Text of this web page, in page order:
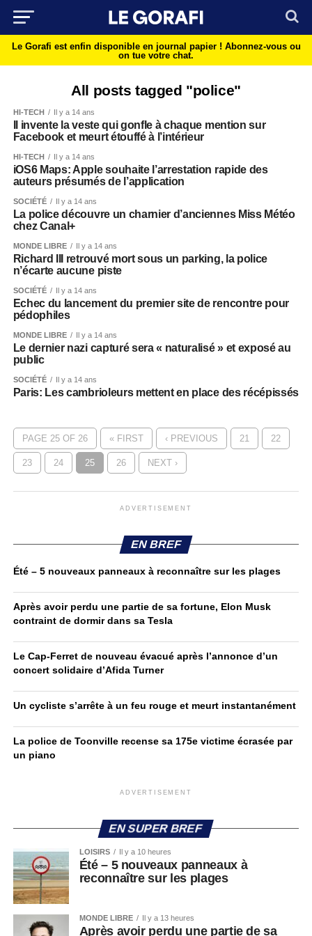
Le Gorafi est enfin disponible en journal papier ! Abonnez-vous ou
on tue votre chat.
All posts tagged "police"
HI-TECH Il y a 14 ans
Il invente la veste qui gonfle à chaque mention sur
Facebook et meurt étouffé à l’intérieur
HI-TECH Il y a 14 ans
iOS6 Maps: Apple souhaite l’arrestation rapide des
auteurs présumés de l’application
SOCIÉTÉ Il y a 14 ans
La police découvre un charnier d’anciennes Miss Météo
chez Canal+
MONDE LIBRE Il y a 14 ans
Richard III retrouvé mort sous un parking, la police
n’écarte aucune piste
SOCIÉTÉ Il y a 14 ans
Echec du lancement du premier site de rencontre pour
pédophiles
MONDE LIBRE Il y a 14 ans
Le dernier nazi capturé sera « naturalisé » et exposé au
public
SOCIÉTÉ Il y a 14 ans
Paris: Les cambrioleurs mettent en place des récépissés
PAGE 25 OF 26 « FIRST ‹ PREVIOUS 21 22
23 24 25 26 NEXT ›
ADVERTISEMENT
EN BREF
Été – 5 nouveaux panneaux à reconnaître sur les plages
Après avoir perdu une partie de sa fortune, Elon Musk
contraint de dormir dans sa Tesla
Le Cap-Ferret de nouveau évacué après l’annonce d’un
concert solidaire d’Afida Turner
Un cycliste s’arrête à un feu rouge et meurt instantanément
La police de Toonville recense sa 175e victime écrasée par
un piano
ADVERTISEMENT
EN SUPER BREF
LOISIRS Il y a 10 heures
Été – 5 nouveaux panneaux à
reconnaître sur les plages
MONDE LIBRE Il y a 13 heures
Après avoir perdu une partie de sa